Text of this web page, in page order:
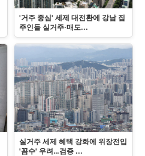
'거주 중심' 세제 대전환에 강남 집
주인들 실거주·매도...
실거주 세제 혜택 강화에 위장전입
'꼼수' 우려…검증 ...